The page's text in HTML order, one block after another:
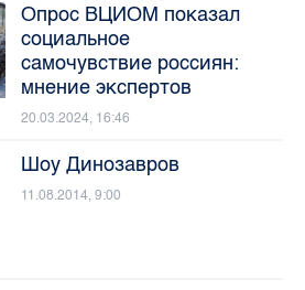
Опрос ВЦИОМ показал
социальное
самочувствие россиян:
мнение экспертов
20.03.2024, 16:46
Шоу Динозавров
11.08.2014, 9:00